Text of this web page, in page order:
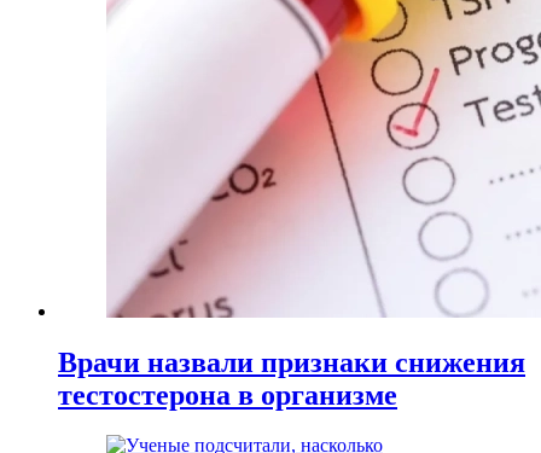
Врачи назвали признаки снижения
тестостерона в организме